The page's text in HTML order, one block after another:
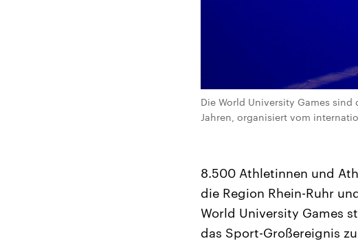
Die World University Games
Jahren, organisiert vom
8.500 Athletinnen und
die Region Rhein-Ruhr
World University Games
das Sport-Großereignis